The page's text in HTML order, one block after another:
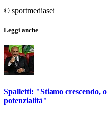
© sportmediaset
Leggi anche
Spalletti: "Stiamo crescendo,
potenzialità"